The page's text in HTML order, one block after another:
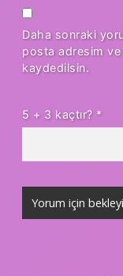
Daha sonraki
posta adresim ve
kaydedilsin.
5 + 3 kaçtır? *